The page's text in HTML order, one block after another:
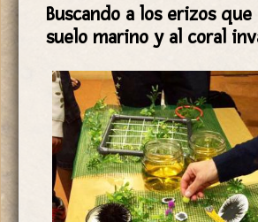
Buscando a los erizos
suelo marino y al coral